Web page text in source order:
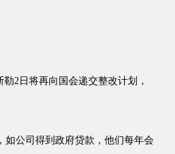
日将再向国会递交整改计划，
公司得到政府贷款，他们每年会